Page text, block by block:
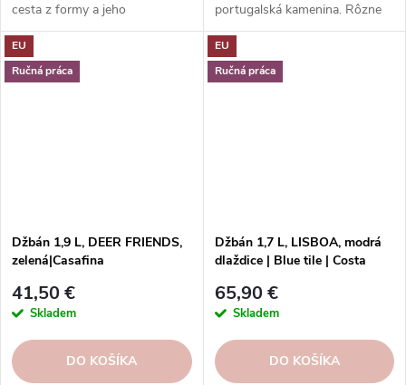
cesta z formy a jeho
prepadávaniu * Vyrobené z
kvalitnej kameniny * 6,8 x 9,3 x
3,5 cm * Vhodné do rúry,
portugalská kamenina. Rôzne
tvary, farby, vzory a veľkosti.
Objednajte si ich v našom e-
shope.
EU
Ručná práca
Džbán 1,9 L, DEER FRIENDS,
zelená|Casafina
41,50 €
Skladem
DO KOŠÍKA
EU
Ručná práca
Džbán 1,7 L, LISBOA, modrá
dlaždice | Blue tile | Costa
65,90 €
Skladem
DO KOŠÍKA